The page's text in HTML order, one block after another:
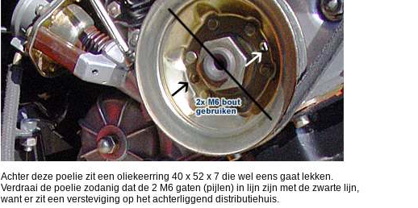
Achter deze poelie zit een oliekeerring 40 x 52 x 7 die wel eens gaat lekken.
Verdraai de poelie zodanig dat de 2 M6 gaten (pijlen) in lijn zijn met de zwarte lijn,
want er zit een versteviging op het achterliggend distributiehuis.